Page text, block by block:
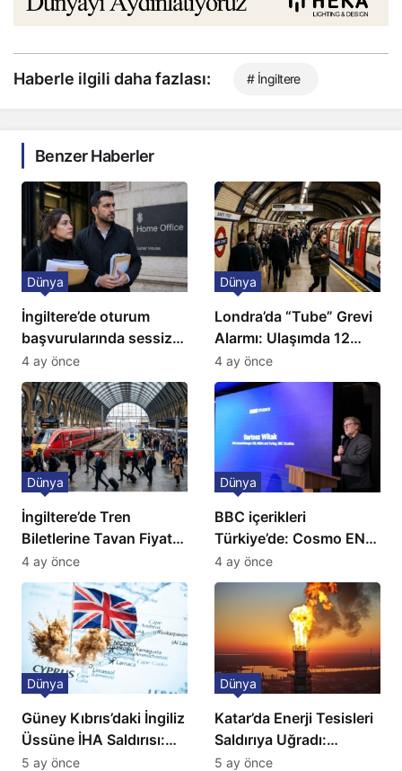
Haberle ilgili daha fazlası: # İngiltere
Benzer Haberler
İngiltere’de oturum
başvurularında sessiz
kriz: Büyükelçilikten
açıklama!
Dünya
4 ay önce
Londra’da “Tube” Grevi
Alarmı: Ulaşımda 12
Günlük Kaos Kapıda
Dünya
4 ay önce
İngiltere’de Tren
Biletlerine Tavan Fiyat:
Ulaşımda Yeni
Düzenleme
Dünya
4 ay önce
BBC içerikleri
Türkiye’de: Cosmo EN
ve BBC Player yayında
Dünya
4 ay önce
Güney Kıbrıs’daki İngiliz
Üssüne İHA Saldırısı:
Patlama, Sirenler ve
Dünya
5 ay önce
Katar’da Enerji Tesisleri
Saldırıya Uğradı:
Avrupa’da Doğalgaz
Dünya
5 ay önce